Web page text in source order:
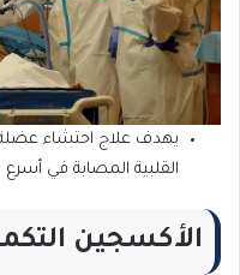
يهدف علاج احتشاء عضلة
القلبية المصابة في
الأكسجين